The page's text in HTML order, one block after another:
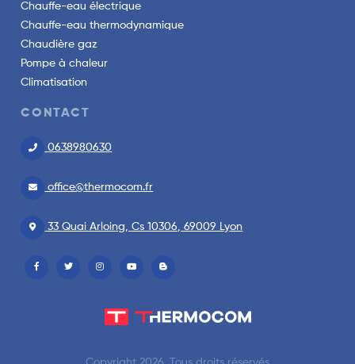
Chauffe-eau électrique
Chauffe-eau thermodynamique
Chaudière gaz
Pompe à chaleur
Climatisation
CONTACT
0638980630
office@thermocom.fr
33 Quai Arloing, Cs 10306, 69009 Lyon